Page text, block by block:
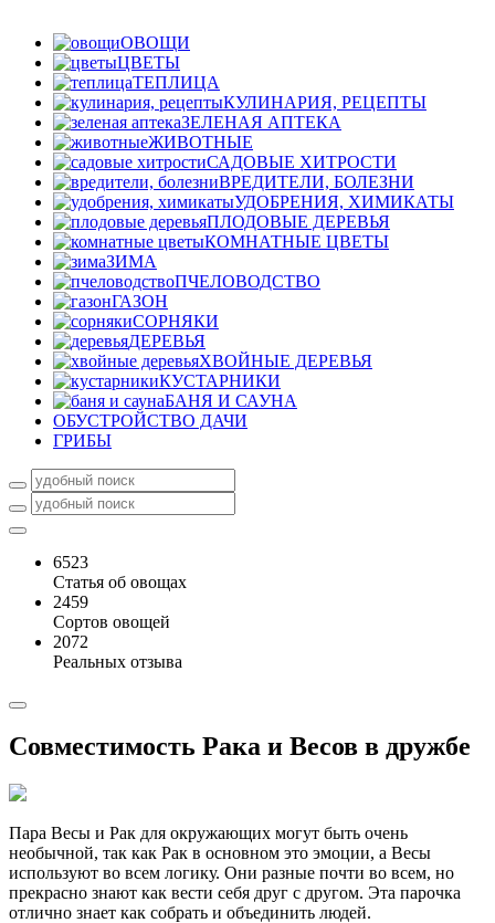
ОВОЩИ
ЦВЕТЫ
ТЕПЛИЦА
КУЛИНАРИЯ, РЕЦЕПТЫ
ЗЕЛЕНАЯ АПТЕКА
ЖИВОТНЫЕ
САДОВЫЕ ХИТРОСТИ
ВРЕДИТЕЛИ, БОЛЕЗНИ
УДОБРЕНИЯ, ХИМИКАТЫ
ПЛОДОВЫЕ ДЕРЕВЬЯ
КОМНАТНЫЕ ЦВЕТЫ
ЗИМА
ПЧЕЛОВОДСТВО
ГАЗОН
СОРНЯКИ
ДЕРЕВЬЯ
ХВОЙНЫЕ ДЕРЕВЬЯ
КУСТАРНИКИ
БАНЯ И САУНА
ОБУСТРОЙСТВО ДАЧИ
ГРИБЫ
6523
Статья об овощах
2459
Сортов овощей
2072
Реальных отзыва
Совместимость Рака и Весов в дружбе
Пара Весы и Рак для окружающих могут быть очень
необычной, так как Рак в основном это эмоции, а Весы
используют во всем логику. Они разные почти во всем, но
прекрасно знают как вести себя друг с другом. Эта парочка
отлично знает как собрать и объединить людей.